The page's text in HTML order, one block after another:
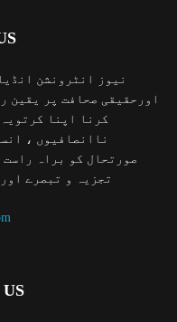
نیوز انٹرونشن
اورحقیقی صحافت پر یقین
کرنا اپنا
ناانصافیوں ،
صورتحال کو براہ
تجزیہ و تبصرے